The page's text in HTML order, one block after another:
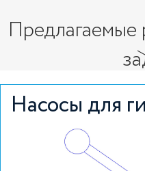
Насосы для